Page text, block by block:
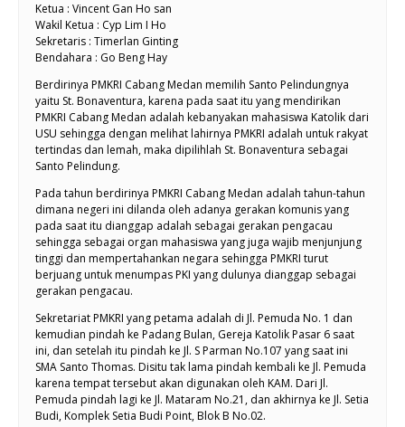
Ketua : Vincent Gan Ho san
Wakil Ketua : Cyp Lim I Ho
Sekretaris : Timerlan Ginting
Bendahara : Go Beng Hay
Berdirinya PMKRI Cabang Medan memilih Santo Pelindungnya
yaitu St. Bonaventura, karena pada saat itu yang mendirikan
PMKRI Cabang Medan adalah kebanyakan mahasiswa Katolik dari
USU sehingga dengan melihat lahirnya PMKRI adalah untuk rakyat
tertindas dan lemah, maka dipilihlah St. Bonaventura sebagai
Santo Pelindung.
Pada tahun berdirinya PMKRI Cabang Medan adalah tahun-tahun
dimana negeri ini dilanda oleh adanya gerakan komunis yang
pada saat itu dianggap adalah sebagai gerakan pengacau
sehingga sebagai organ mahasiswa yang juga wajib menjunjung
tinggi dan mempertahankan negara sehingga PMKRI turut
berjuang untuk menumpas PKI yang dulunya dianggap sebagai
gerakan pengacau.
Sekretariat PMKRI yang petama adalah di Jl. Pemuda No. 1 dan
kemudian pindah ke Padang Bulan, Gereja Katolik Pasar 6 saat
ini, dan setelah itu pindah ke Jl. S Parman No.107 yang saat ini
SMA Santo Thomas. Disitu tak lama pindah kembali ke Jl. Pemuda
karena tempat tersebut akan digunakan oleh KAM. Dari Jl.
Pemuda pindah lagi ke Jl. Mataram No.21, dan akhirnya ke Jl. Setia
Budi, Komplek Setia Budi Point, Blok B No.02.